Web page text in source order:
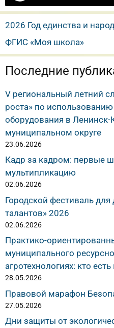
2026 Год единства и
ФГИС «Моя школа»
Последние
V региональный летний
роста» по
оборудования в Ленинск-
муниципальном округе
23.06.2026
Кадр за кадром: первые
мультипликацию
02.06.2026
Городской фестиваль для
талантов» 2026
02.06.2026
Практико-
муниципального
агротехнологиях: кто есть
28.05.2026
Правовой марафон
27.05.2026
Дни защиты от